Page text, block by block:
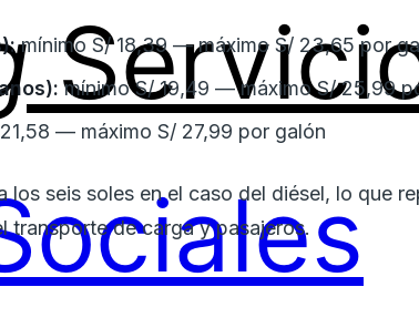
mínimo S/ 18,39 — máximo S/ 23,65 por
mínimo S/ 19,49 — máximo S/ 25,99
— máximo S/ 27,99 por galón
los seis soles en el caso del diésel, lo que
de carga y pasajeros.